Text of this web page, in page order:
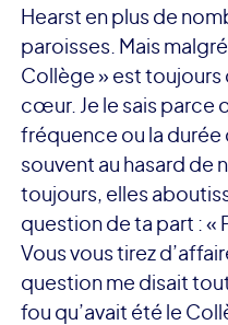
Hearst en plus de
paroisses. Mais
Collège » est toujours
cœur. Je le sais parce
fréquence ou la
souvent au hasard de
toujours, elles
question de ta part : «
Vous vous tirez
question me disait
fou qu’avait été le